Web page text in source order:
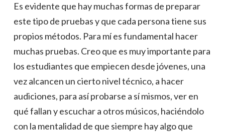
Es evidente que hay muchas formas de preparar
este tipo de pruebas y que cada persona tiene sus
propios métodos. Para mí es fundamental hacer
muchas pruebas. Creo que es muy importante para
los estudiantes que empiecen desde jóvenes, una
vez alcancen un cierto nivel técnico, a hacer
audiciones, para así probarse a sí mismos, ver en
qué fallan y escuchar a otros músicos, haciéndolo
con la mentalidad de que siempre hay algo que